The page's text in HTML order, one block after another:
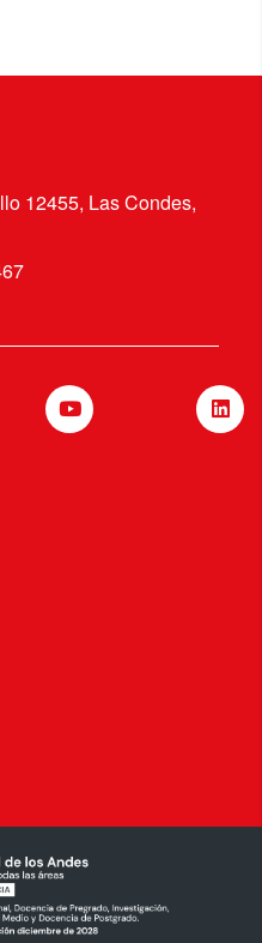
12455, Las Condes,